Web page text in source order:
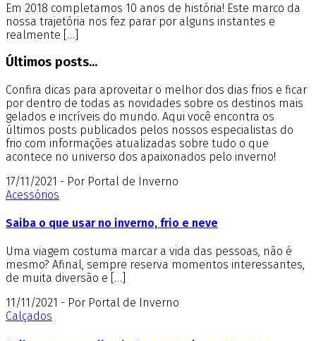
Em 2018 completamos 10 anos de história! Este marco da
nossa trajetória nos fez parar por alguns instantes e
realmente […]
Últimos posts...
Confira dicas para aproveitar o melhor dos dias frios e ficar
por dentro de todas as novidades sobre os destinos mais
gelados e incríveis do mundo. Aqui você encontra os
últimos posts publicados pelos nossos especialistas do
frio com informações atualizadas sobre tudo o que
acontece no universo dos apaixonados pelo inverno!
17/11/2021 - Por Portal de Inverno
Acessórios
Saiba o que usar no inverno, frio e neve
Uma viagem costuma marcar a vida das pessoas, não é
mesmo? Afinal, sempre reserva momentos interessantes,
de muita diversão e […]
11/11/2021 - Por Portal de Inverno
Calçados